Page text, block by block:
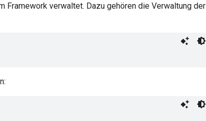
Framework verwaltet. Dazu gehören die Verwaltung der